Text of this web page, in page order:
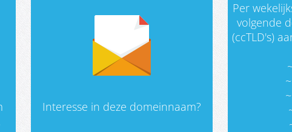
Interesse in deze domeinnaam?
Per
volgende
(ccTLD's)